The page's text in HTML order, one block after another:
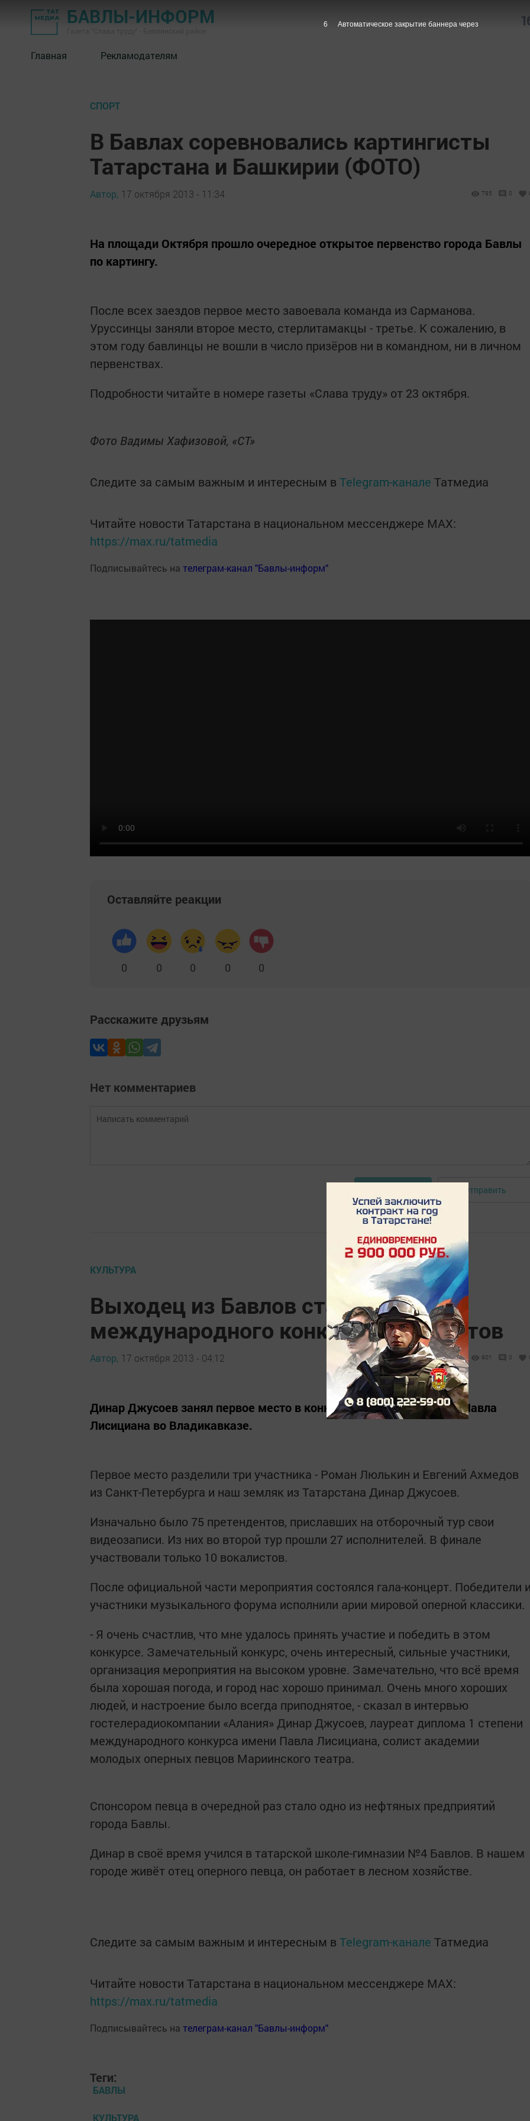
БАВЛЫ-ИНФОРМ
Главная Рекламодателям
СПОРТ
В Бавлах соревновались картингисты
Татарстана и Башкирии (ФОТО)
Автор, 17 октября 2013 - 11:34 795 0
На площади Октября прошло очередное открытое первенство города Бавлы
по картингу.
После всех заездов первое место завоевала команда из Сарманова.
Уруссинцы заняли второе место, стерлитамакцы - третье. К сожалению, в
этом году бавлинцы не вошли в число призёров ни в командном, ни в личном
первенствах.
Подробности читайте в номере газеты «Слава труду» от 23 октября.
Фото Вадимы Хафизовой, «СТ»
Следите за самым важным и интересным в Telegram-канале Татмедиа
Читайте новости Татарстана в национальном мессенджере MАХ:
https://max.ru/tatmedia
Подписывайтесь на телеграм-канал "Бавлы-информ"
Оставляйте реакции
0 0 0 0 0
Расскажите друзьям
Нет комментариев
Отправить
КУЛЬТУРА
Выходец из Бавлов стал лауреатом
международного конкурса вокалистов
Автор, 17 октября 2013 - 04:12 901 0
Динар Джусоев занял первое место в конкурсе вокалистов имени Павла
Лисициана во Владикавказе.
Первое место разделили три участника - Роман Люлькин и Евгений Ахмедов
из Санкт-Петербурга и наш земляк из Татарстана Динар Джусоев.
Изначально было 75 претендентов, приславших на отборочный тур свои
видеозаписи. Из них во второй тур прошли 27 исполнителей. В финале
участвовали только 10 вокалистов.
После официальной части мероприятия состоялся гала-концерт. Победители
участники музыкального форума исполнили арии мировой оперной классики.
- Я очень счастлив, что мне удалось принять участие и победить в этом
конкурсе. Замечательный конкурс, очень интересный, сильные участники,
организация мероприятия на высоком уровне. Замечательно, что всё время
была хорошая погода, и город нас хорошо принимал. Очень много хороших
людей, и настроение было всегда приподнятое, - сказал в интервью
гостелерадиокомпании «Алания» Динар Джусоев, лауреат диплома 1 степени
международного конкурса имени Павла Лисициана, солист академии
молодых оперных певцов Мариинского театра.
Спонсором певца в очередной раз стало одно из нефтяных предприятий
города Бавлы.
Динар в своё время учился в татарской школе-гимназии №4 Бавлов. В нашем
городе живёт отец оперного певца, он работает в лесном хозяйстве.
Следите за самым важным и интересным в Telegram-канале Татмедиа
Читайте новости Татарстана в национальном мессенджере MАХ:
https://max.ru/tatmedia
Подписывайтесь на телеграм-канал "Бавлы-информ"
Теги:
БАВЛЫ
КУЛЬТУРА
5 Автоматическое закрытие баннера через